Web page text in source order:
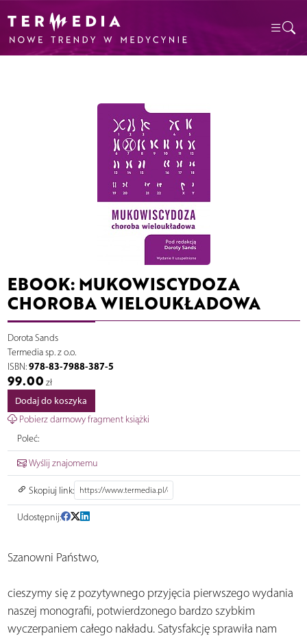
EBOOK: MUKOWISCYDOZA
CHOROBA WIELOUKŁADOWA
Dorota Sands
Termedia sp. z o.o.
ISBN:978-83-7988-387-5
99.00 zł
Dodaj do koszyka
Pobierz darmowy fragment książki
Poleć:
Wyślij znajomemu
Skopiuj link:
Udostępnij:
Szanowni Państwo,
cieszymy się z pozytywnego przyjęcia pierwszego wydania
naszej monografii, potwierdzonego bardzo szybkim
wyczerpaniem całego nakładu. Satysfakcję sprawiła nam